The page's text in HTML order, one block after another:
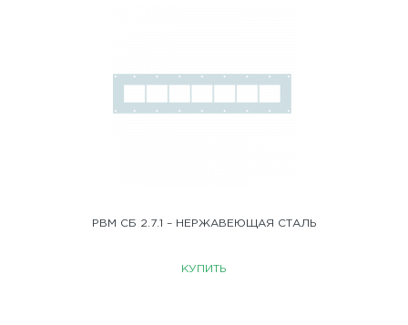
РВМ СБ 2.7.1 – НЕРЖАВЕЮЩАЯ СТАЛЬ
КУПИТЬ